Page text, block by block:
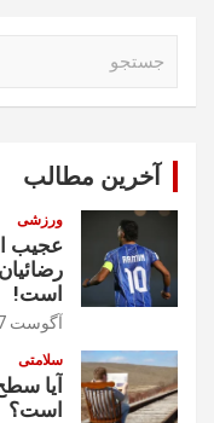
آخرین مطالب
ورزشی
عجیب
است!
آگوست 7, 2026
سلامتی
آیا
است؟